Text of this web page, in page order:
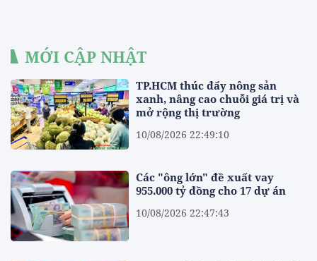
MỚI CẬP NHẬT
TP.HCM thúc đẩy nông sản
xanh, nâng cao chuỗi giá trị và
mở rộng thị trường
10/08/2026 22:49:10
Các "ông lớn" đề xuất vay
955.000 tỷ đồng cho 17 dự án
10/08/2026 22:47:43